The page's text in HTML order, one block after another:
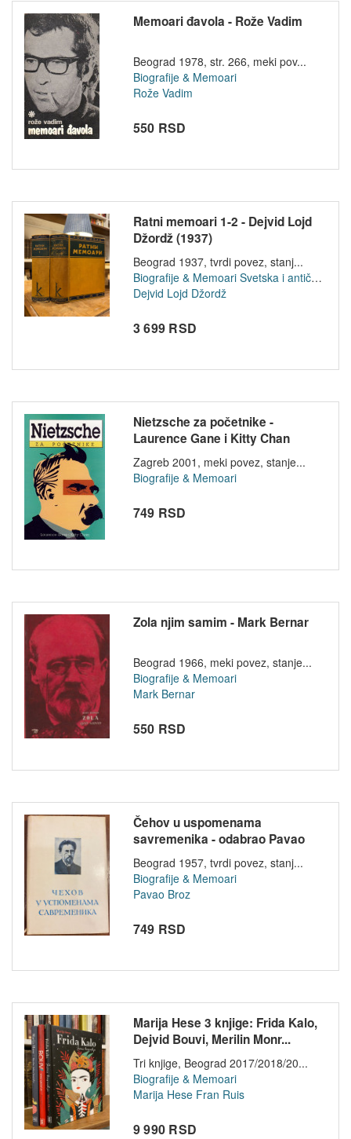
Memoari đavola - Rože Vadim
Beograd 1978, str. 266, meki pov...
Biografije & Memoari
Rože Vadim
550 RSD
Ratni memoari 1-2 - Dejvid Lojd
Džordž (1937)
Beograd 1937, tvrdi povez, stanj...
Biografije & Memoari Svetska i antička istorija
Dejvid Lojd Džordž
3 699 RSD
Nietzsche za početnike -
Laurence Gane i Kitty Chan
Zagreb 2001, meki povez, stanje...
Biografije & Memoari
749 RSD
Zola njim samim - Mark Bernar
Beograd 1966, meki povez, stanje...
Biografije & Memoari
Mark Bernar
550 RSD
Čehov u uspomenama
savremenika - odabrao Pavao
Broz
Beograd 1957, tvrdi povez, stanj...
Biografije & Memoari
Pavao Broz
749 RSD
Marija Hese 3 knjige: Frida Kalo,
Dejvid Bouvi, Merilin Monr...
Tri knjige, Beograd 2017/2018/20...
Biografije & Memoari
Marija Hese Fran Ruis
9 990 RSD